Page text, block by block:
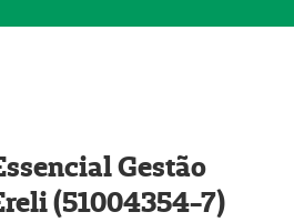
Gestão
(51004354-7)